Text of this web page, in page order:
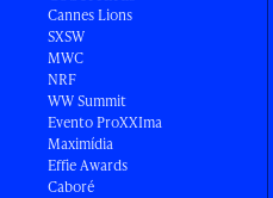
Cannes Lions
SXSW
MWC
NRF
WW Summit
Evento ProXXIma
Maximídia
Effie Awards
Caboré